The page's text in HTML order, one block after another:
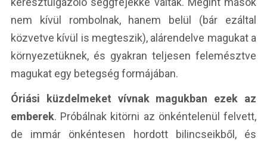
nem kívül rombolnak, hanem belül (bár ezáltal
közvetve kívül is megteszik), alárendelve magukat a
környezetüknek, és gyakran teljesen felemésztve
magukat egy betegség formájában.
Óriási küzdelmeket vívnak magukban ezek az
emberek. Próbálnak kitörni az önkéntelenül felvett,
de immár önkéntesen hordott bilincseikből, és